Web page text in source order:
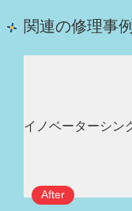
関連の修理事例